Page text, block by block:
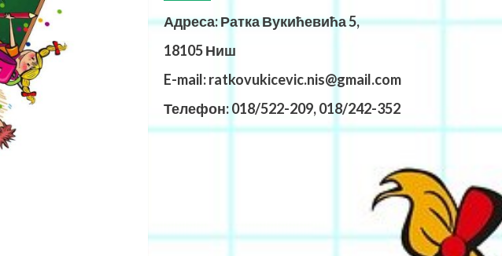
Адреса: Ратка Вукићевића 5,
18105 Ниш
E-mail: ratkovukicevic.nis@gmail.com
Телефон: 018/522-209,018/242-352